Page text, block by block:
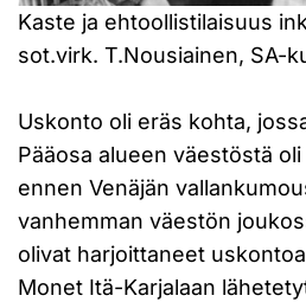
Kaste ja ehtoollistilaisuus
sot.virk. T.Nousiainen, SA-
Uskonto oli eräs kohta,
Pääosa alueen väestöstä
ennen Venäjän
vanhemman väestön
olivat harjoittaneet
Monet Itä-Karjalaan